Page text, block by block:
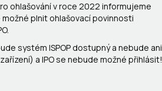
ohlašování v roce 2022 informujeme
plnit ohlašovací povinnosti
systém ISPOP dostupný a nebude ani
a IPO se nebude možné přihlásit!